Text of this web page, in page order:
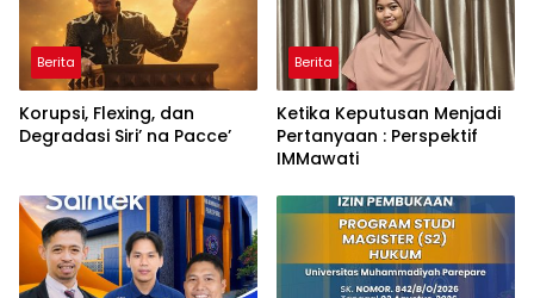
Berita
Korupsi, Flexing, dan
Degradasi Siri’ na Pacce’
Berita
Ketika Keputusan Menjadi
Pertanyaan : Perspektif
IMMawati